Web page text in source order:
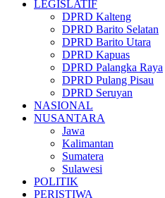
LEGISLATIF
DPRD Kalteng
DPRD Barito Selatan
DPRD Barito Utara
DPRD Kapuas
DPRD Palangka Raya
DPRD Pulang Pisau
DPRD Seruyan
NASIONAL
NUSANTARA
Jawa
Kalimantan
Sumatera
Sulawesi
POLITIK
PERISTIWA